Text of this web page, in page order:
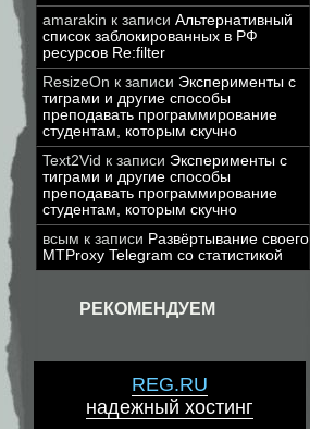
amarakin к записи Альтернативный
список заблокированных в РФ
ресурсов Re:filter
ResizeOn к записи Эксперименты с
тиграми и другие способы
преподавать программирование
студентам, которым скучно
Text2Vid к записи Эксперименты с
тиграми и другие способы
преподавать программирование
студентам, которым скучно
всым к записи Развёртывание своего
MTProxy Telegram со статистикой
РЕКОМЕНДУЕМ
REG.RU
надежный хостинг